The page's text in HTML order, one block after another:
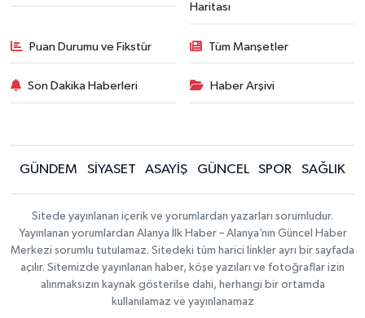
Haritası
Puan Durumu ve Fikstür Tüm Manşetler
Son Dakika Haberleri Haber Arşivi
GÜNDEM SİYASET ASAYİŞ GÜNCEL SPOR SAĞLIK
Sitede yayınlanan içerik ve yorumlardan yazarları sorumludur.
Yayınlanan yorumlardan Alanya İlk Haber – Alanya’nın Güncel Haber
Merkezi sorumlu tutulamaz. Sitedeki tüm harici linkler ayrı bir sayfada
açılır. Sitemizde yayınlanan haber, köşe yazıları ve fotoğraflar izin
alınmaksızın kaynak gösterilse dahi, herhangi bir ortamda
kullanılamaz ve yayınlanamaz